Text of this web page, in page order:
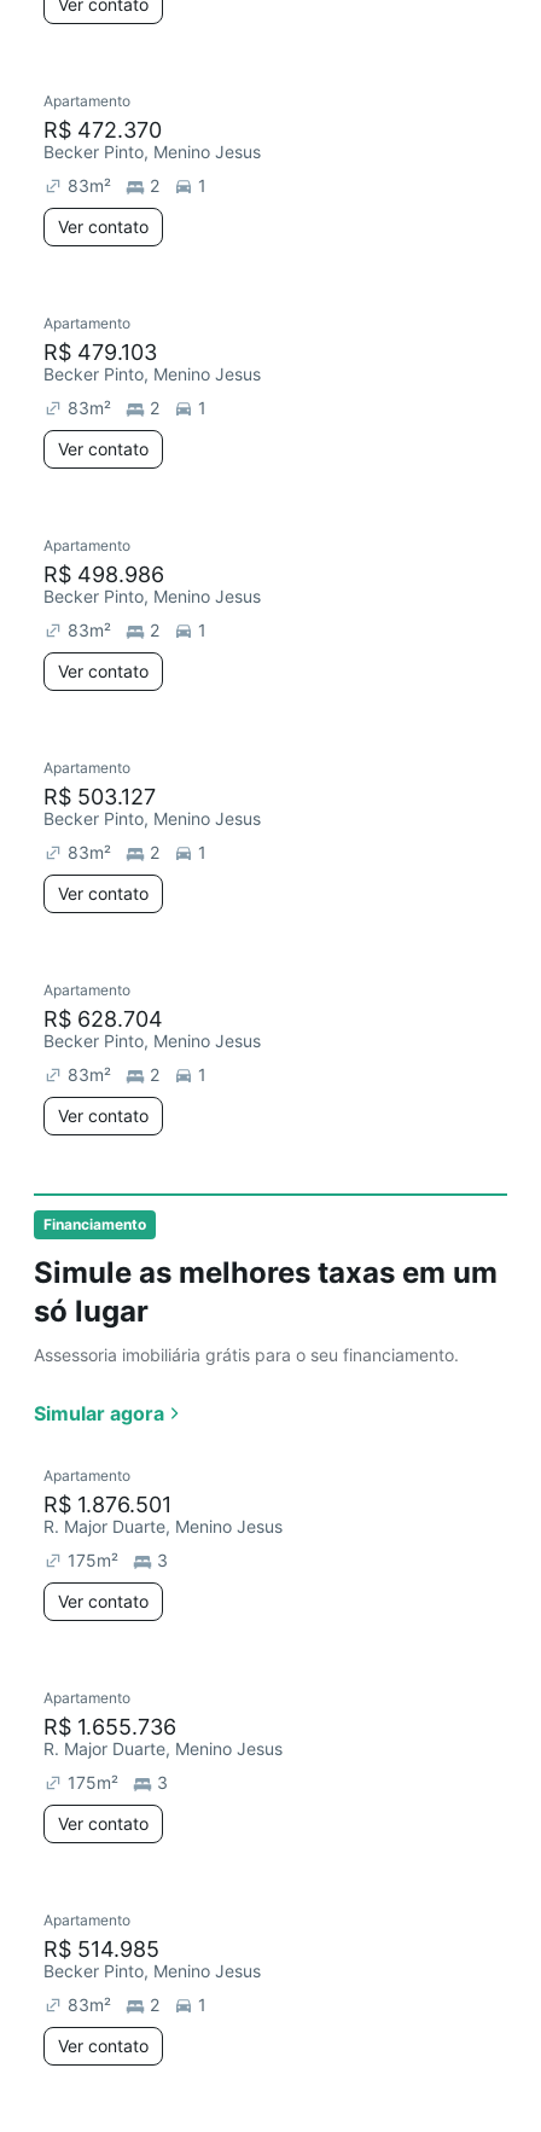
Financiamento
Simule as melhores taxas em um
só lugar
Assessoria imobiliária grátis para o seu financiamento.
Simular agora
Ver contato
Apartamento
R$ 472.370
Becker Pinto, Menino Jesus
83m² 2
1
Ver contato
Apartamento
R$ 479.103
Becker Pinto, Menino Jesus
83m² 2
1
Ver contato
Apartamento
R$ 498.986
Becker Pinto, Menino Jesus
83m² 2
1
Ver contato
Apartamento
R$ 503.127
Becker Pinto, Menino Jesus
83m² 2
1
Ver contato
Apartamento
R$ 628.704
Becker Pinto, Menino Jesus
83m² 2
1
Ver contato
Apartamento
R$ 1.876.501
R. Major Duarte, Menino Jesus
175m²
3
Ver contato
Apartamento
R$ 1.655.736
R. Major Duarte, Menino Jesus
175m²
3
Ver contato
Apartamento
R$ 514.985
Becker Pinto, Menino Jesus
83m² 2
1
Ver contato